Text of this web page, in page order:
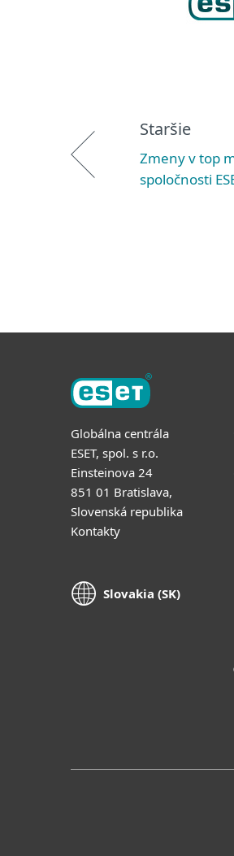
Staršie
Zmeny v top
spoločnosti
Globálna centrála
ESET, spol. s r.o.
Einsteinova 24
851 01 Bratislava,
Slovenská republika
Kontakty
Slovakia (SK)